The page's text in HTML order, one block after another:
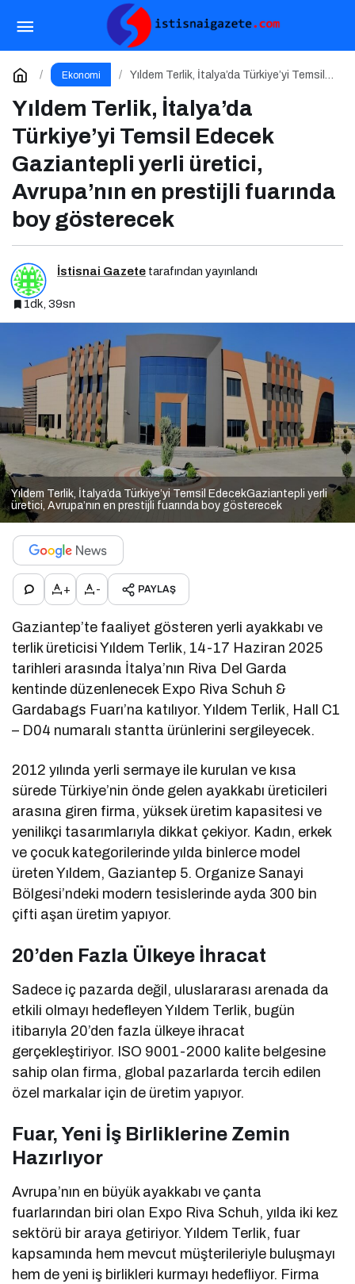
Ekonomi
Yıldem Terlik, İtalya’da Türkiye’yi Temsil
Avrupa’nın en prestijli fuarında boy
gösterecek
Yıldem Terlik, İtalya’da
Türkiye’yi Temsil Edecek
Gaziantepli yerli üretici,
Avrupa’nın en prestijli fuarında
boy gösterecek
İstisnai Gazete tarafından yayınlandı
1dk, 39sn
Yıldem Terlik, İtalya’da Türkiye’yi Temsil EdecekGaziantepli yerli
üretici, Avrupa’nın en prestijli fuarında boy gösterecek
+ - PAYLAŞ
Gaziantep’te faaliyet gösteren yerli ayakkabı ve
terlik üreticisi Yıldem Terlik, 14-17 Haziran 2025
tarihleri arasında İtalya’nın Riva Del Garda
kentinde düzenlenecek Expo Riva Schuh &
Gardabags Fuarı’na katılıyor. Yıldem Terlik, Hall C1
– D04 numaralı stantta ürünlerini sergileyecek.
2012 yılında yerli sermaye ile kurulan ve kısa
sürede Türkiye’nin önde gelen ayakkabı üreticileri
arasına giren firma, yüksek üretim kapasitesi ve
yenilikçi tasarımlarıyla dikkat çekiyor. Kadın, erkek
ve çocuk kategorilerinde yılda binlerce model
üreten Yıldem, Gaziantep 5. Organize Sanayi
Bölgesi’ndeki modern tesislerinde ayda 300 bin
çifti aşan üretim yapıyor.
20’den Fazla Ülkeye İhracat
Sadece iç pazarda değil, uluslararası arenada da
etkili olmayı hedefleyen Yıldem Terlik, bugün
itibarıyla 20’den fazla ülkeye ihracat
gerçekleştiriyor. ISO 9001-2000 kalite belgesine
sahip olan firma, global pazarlarda tercih edilen
özel markalar için de üretim yapıyor.
Fuar, Yeni İş Birliklerine Zemin
Hazırlıyor
Avrupa’nın en büyük ayakkabı ve çanta
fuarlarından biri olan Expo Riva Schuh, yılda iki kez
sektörü bir araya getiriyor. Yıldem Terlik, fuar
kapsamında hem mevcut müşterileriyle buluşmayı
hem de yeni iş birlikleri kurmayı hedefliyor. Firma
2030 Sanayi ve Teknoloji Stratejisi Açıklandı
Yorum Yap